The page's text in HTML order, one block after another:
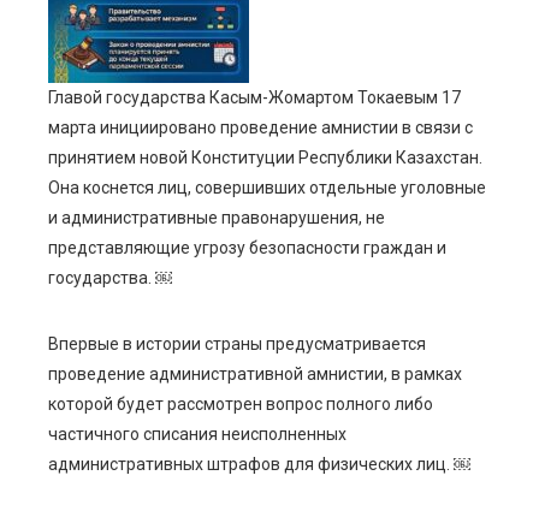
Главой государства Касым-Жомартом Токаевым 17
марта инициировано проведение амнистии в связи с
принятием новой Конституции Республики Казахстан.
Она коснется лиц, совершивших отдельные уголовные
и административные правонарушения, не
представляющие угрозу безопасности граждан и
государства. ￼
Впервые в истории страны предусматривается
проведение административной амнистии, в рамках
которой будет рассмотрен вопрос полного либо
частичного списания неисполненных
административных штрафов для физических лиц. ￼